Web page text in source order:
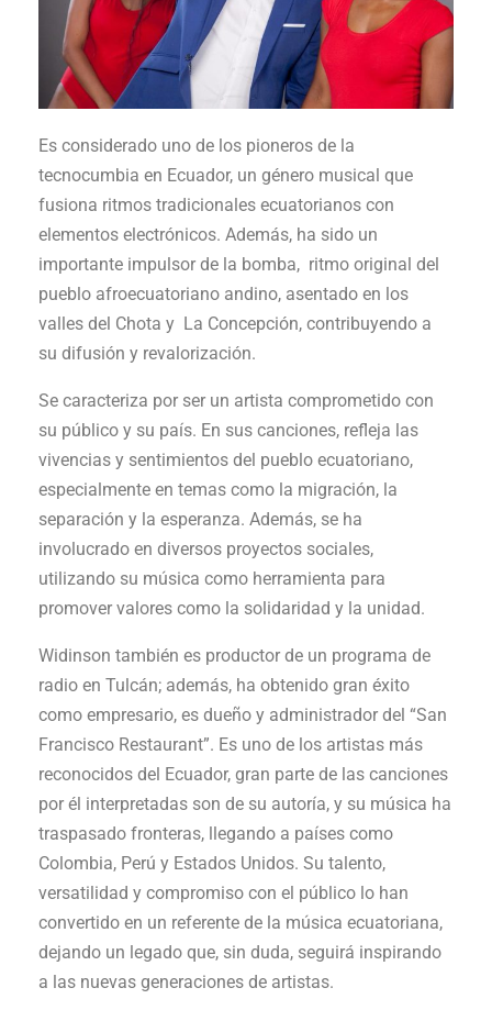
Es considerado uno de los pioneros de la
tecnocumbia en Ecuador, un género musical que
fusiona ritmos tradicionales ecuatorianos con
elementos electrónicos. Además, ha sido un
importante impulsor de la bomba, ritmo original del
pueblo afroecuatoriano andino, asentado en los
valles del Chota y La Concepción, contribuyendo a
su difusión y revalorización.
Se caracteriza por ser un artista comprometido con
su público y su país. En sus canciones, refleja las
vivencias y sentimientos del pueblo ecuatoriano,
especialmente en temas como la migración, la
separación y la esperanza. Además, se ha
involucrado en diversos proyectos sociales,
utilizando su música como herramienta para
promover valores como la solidaridad y la unidad.
Widinson también es productor de un programa de
radio en Tulcán; además, ha obtenido gran éxito
como empresario, es dueño y administrador del “San
Francisco Restaurant”. Es uno de los artistas más
reconocidos del Ecuador, gran parte de las canciones
por él interpretadas son de su autoría, y su música ha
traspasado fronteras, llegando a países como
Colombia, Perú y Estados Unidos. Su talento,
versatilidad y compromiso con el público lo han
convertido en un referente de la música ecuatoriana,
dejando un legado que, sin duda, seguirá inspirando
a las nuevas generaciones de artistas.